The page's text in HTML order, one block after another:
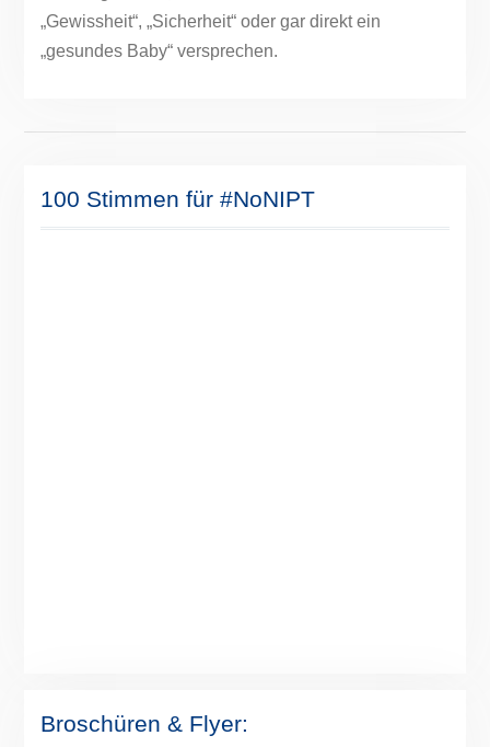
„Gewissheit“, „Sicherheit“ oder gar direkt ein
„gesundes Baby“ versprechen.
100 Stimmen für #NoNIPT
Broschüren & Flyer: